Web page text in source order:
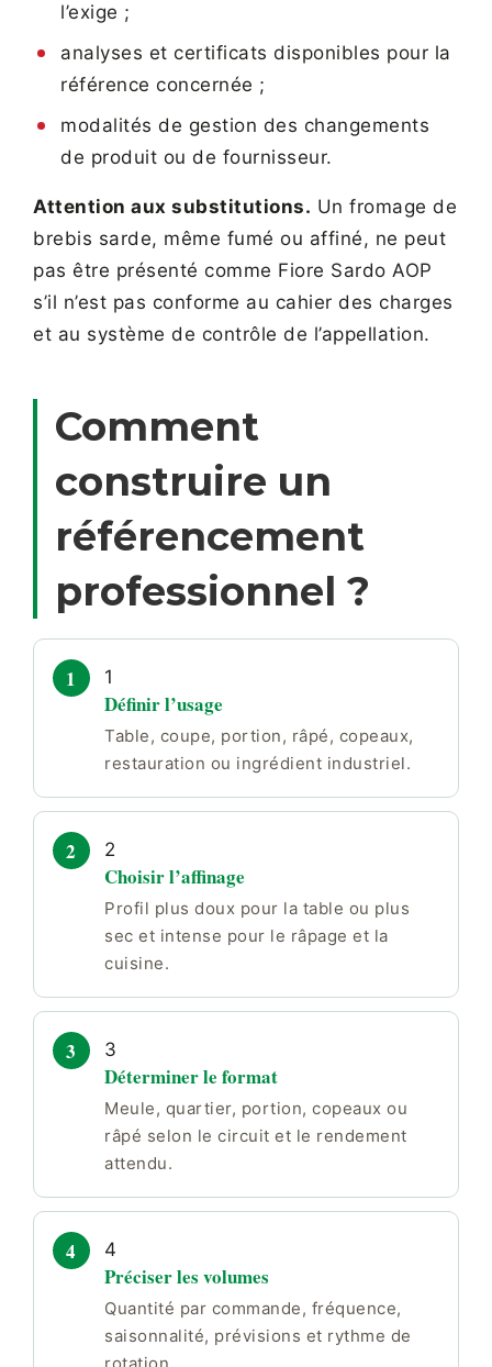
l’exige ;
analyses et certificats disponibles pour la
référence concernée ;
modalités de gestion des changements
de produit ou de fournisseur.
Attention aux substitutions. Un fromage de
brebis sarde, même fumé ou affiné, ne peut
pas être présenté comme Fiore Sardo AOP
s’il n’est pas conforme au cahier des charges
et au système de contrôle de l’appellation.
Comment
construire un
référencement
professionnel ?
1
Définir l’usage
Table, coupe, portion, râpé, copeaux,
restauration ou ingrédient industriel.
2
Choisir l’affinage
Profil plus doux pour la table ou plus
sec et intense pour le râpage et la
cuisine.
3
Déterminer le format
Meule, quartier, portion, copeaux ou
râpé selon le circuit et le rendement
attendu.
4
Préciser les volumes
Quantité par commande, fréquence,
saisonnalité, prévisions et rythme de